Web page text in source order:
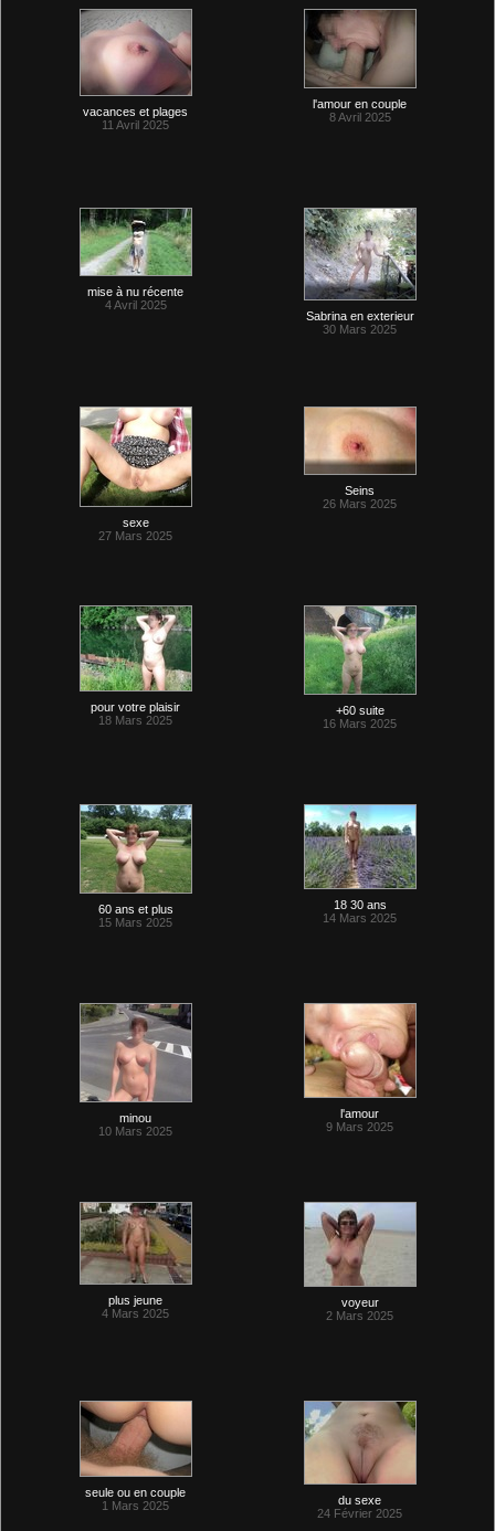
vacances et plages
11 Avril 2025
l'amour en couple
8 Avril 2025
mise à nu récente
4 Avril 2025
Sabrina en exterieur
30 Mars 2025
sexe
27 Mars 2025
Seins
26 Mars 2025
pour votre plaisir
18 Mars 2025
+60 suite
16 Mars 2025
60 ans et plus
15 Mars 2025
18 30 ans
14 Mars 2025
minou
10 Mars 2025
l'amour
9 Mars 2025
plus jeune
4 Mars 2025
voyeur
2 Mars 2025
seule ou en couple
1 Mars 2025
du sexe
24 Février 2025